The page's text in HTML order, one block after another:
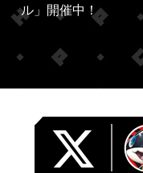
ル」開催中！